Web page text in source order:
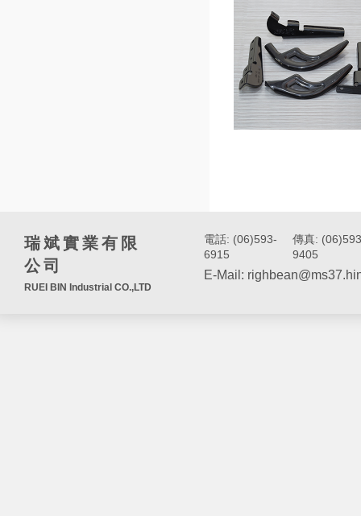
瑞斌實業有限
公司
RUEI BIN Industrial CO.,LTD
電話: (06)593-
6915
傳真:
9405
E-Mail: